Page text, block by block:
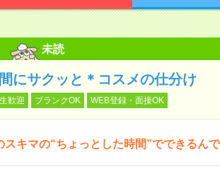
未読
にサクッと＊コスメの仕分け
歓迎 ブランクOK WEB登録・面接OK
キマの“ちょっとした時間”でできるんで